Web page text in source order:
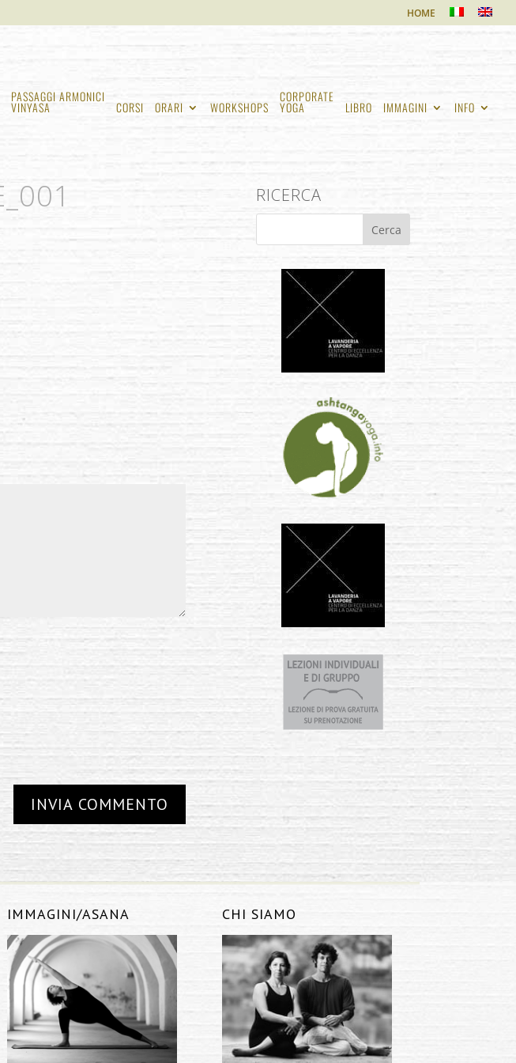
HOME
PASSAGGI ARMONICI
VINYASA CORSI ORARI WORKSHOPS
CORPORATE
YOGA LIBRO IMMAGINI INFO
RICERCA
IMMAGINI/ASANA CHI SIAMO